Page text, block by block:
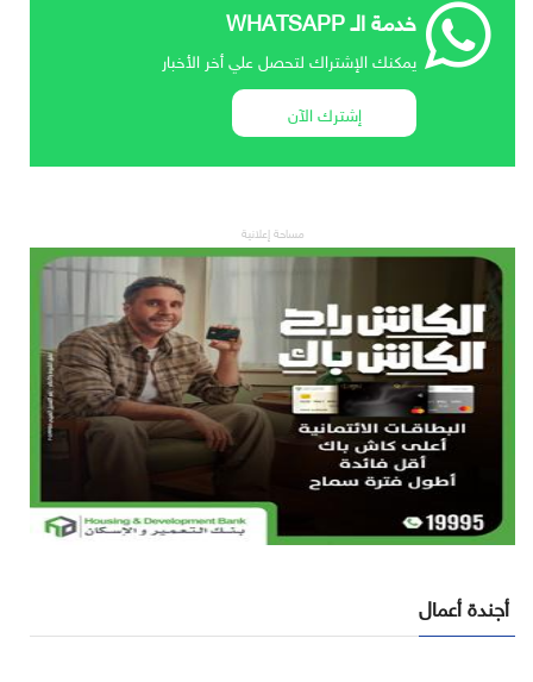
خدمة الـ WHATSAPP
يمكنك الإشتراك لتحصل علي أخر الأخبار
إشترك الآن
مساحة إعلانية
أجندة أعمال